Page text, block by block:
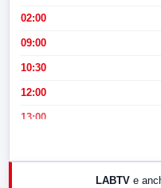
02:00
09:00
10:30
12:00
13:00
17:00
LABTV e